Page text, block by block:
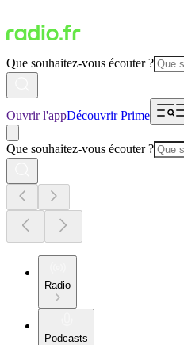
Que souhaitez-vous écouter ?
Ouvrir l'appDécouvrir Prime
Que souhaitez-vous écouter ?
Radio
Podcasts